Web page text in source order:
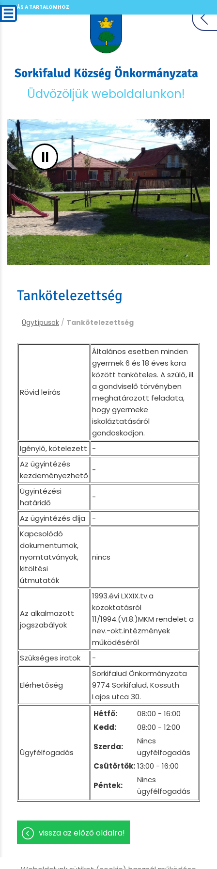
UGRÁS A TARTALOMHOZ
Sorkifalud Község Önkormányzata
Üdvözöljük weboldalunkon!
II
Tankötelezettség
Ügytípusok / Tankötelezettség
Rövid leírás
Általános esetben minden
gyermek 6 és 18 éves kora
között tanköteles. A szülő, ill.
a gondviselő törvényben
meghatározott feladata,
hogy gyermeke
iskoláztatásáról
gondoskodjon.
Igénylő, kötelezett -
Az ügyintézés
kezdeményezhető
-
Ügyintézési
határidő
-
Az ügyintézés díja
-
Kapcsolódó
dokumentumok,
nyomtatványok,
kitöltési
útmutatók
nincs
Az alkalmazott
jogszabályok
1993.évi LXXIX.tv.a
közoktatásról
11/1994.(VI.8.)MKM rendelet a
nev.-okt.intézmények
működéséről
Szükséges iratok
-
Elérhetőség
Sorkifalud Önkormányzata
9774 Sorkifalud, Kossuth
Lajos utca 30.
Ügyfélfogadás
Hétfő:
08:00 - 16:00
Kedd:
08:00 - 12:00
Szerda:
Nincs
ügyfélfogadás
Csütörtök:13:00 - 16:00
Péntek:
Nincs
ügyfélfogadás
vissza az előző oldalra!